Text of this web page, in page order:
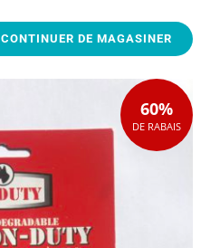
CONTINUER DE MAGASINER
60%
DE RABAIS